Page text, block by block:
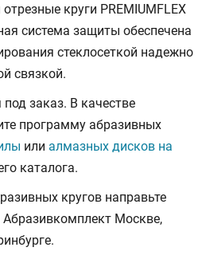
круги PREMIUMFLEX
система защиты обеспечена
стеклосеткой надежно
связкой.
заказ. В качестве
программу абразивных
или алмазных дисков на
каталога.
кругов направьте
Москве,